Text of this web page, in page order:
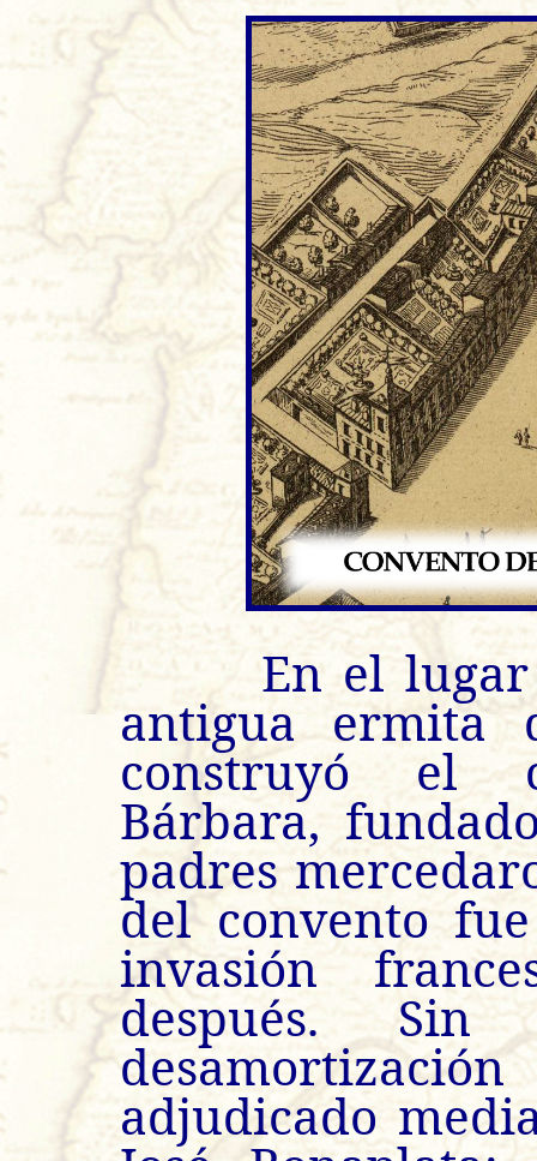
En el lugar
antigua ermita
construyó el
Bárbara,
padres
del convento
invasión
después.
adjudicado